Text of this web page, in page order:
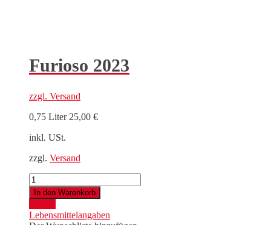
Furioso 2023
zzgl. Versand
0,75 Liter 25,00 €
inkl. USt.
zzgl. Versand
Furioso
2023
Menge
In den Warenkorb
Lebensmittelangaben